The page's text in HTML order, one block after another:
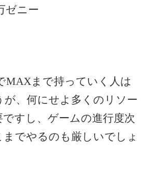
ゼニー
MAXまで持っていく人は
が、何にせよ多くのリソー
すし、ゲームの進行度次
でやるのも厳しいでしょ